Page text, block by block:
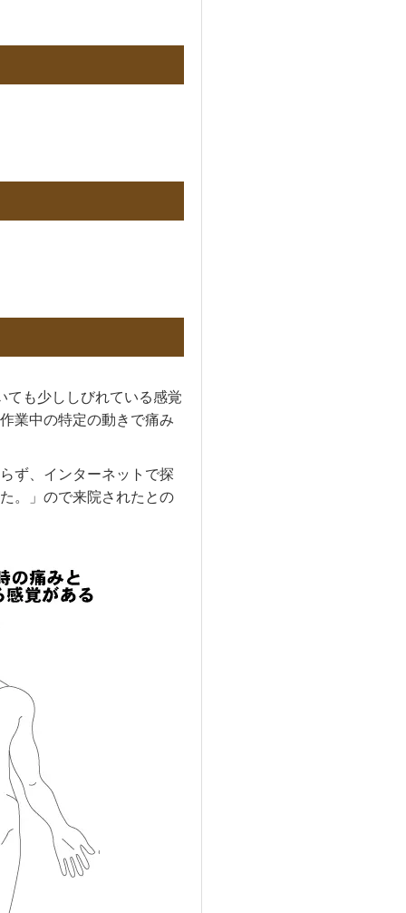
ても少ししびれている感覚
業中の特定の動きで痛み
ず、インターネットで探
。」ので来院されたとの